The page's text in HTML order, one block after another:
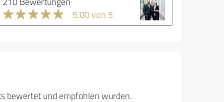
5.00 von 5
bewertet und empfohlen wurden.